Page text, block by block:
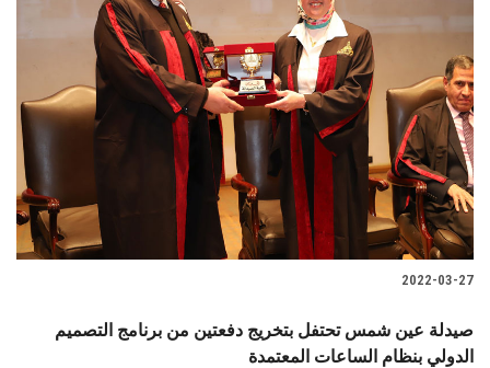
2022-03-27
صيدلة عين شمس تحتفل بتخريج دفعتين من برنامج التصميم
الدولي بنظام الساعات المعتمدة